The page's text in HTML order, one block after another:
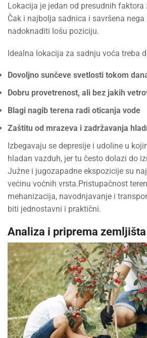
Lokacija je jedan od presudnih faktora
Čak i najbolja sadnica i savršena nega
nadoknaditi lošu poziciju.
Idealna lokacija za sadnju voća treba
Dovoljno sunčeve svetlosti tokom
Dobru provetrenost, ali bez jakih
Blagi nagib terena radi oticanja vode
Zaštitu od mrazeva i zadržavanja
Izbegavaju se depresije i udoline u
hladan vazduh, jer tu često dolazi do
Južne i jugozapadne ekspozicije su
većinu voćnih vrsta.Pristupačnost
mehanizacija, navodnjavanje i
biti jednostavni i praktični.
Analiza i priprema zemljišta